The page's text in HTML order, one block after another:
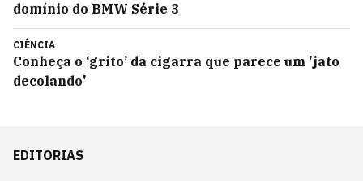
domínio do BMW Série 3
CIÊNCIA
Conheça o ‘grito’ da cigarra que parece um 'jato
decolando'
EDITORIAS